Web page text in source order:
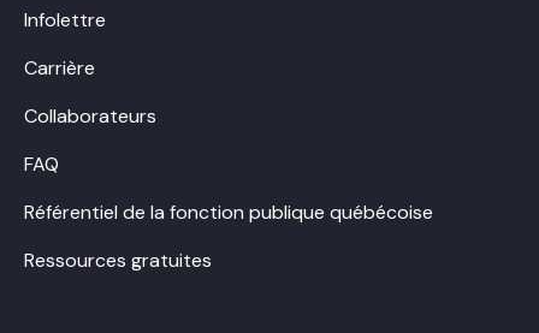
Infolettre
Carrière
Collaborateurs
FAQ
Référentiel de la fonction publique québécoise
Ressources gratuites